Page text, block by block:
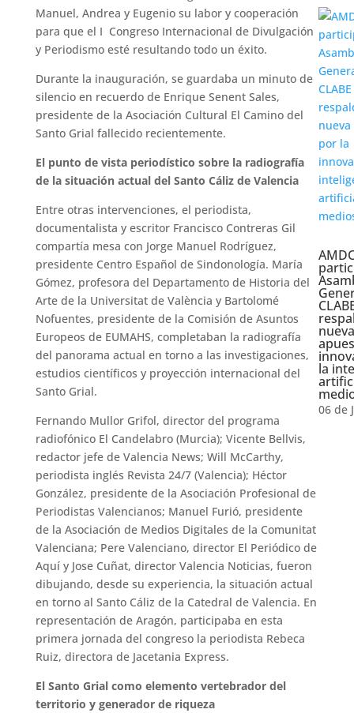
Manuel, Andrea y Eugenio su labor y cooperación
para que el I Congreso Internacional de Divulgación
y Periodismo esté resultando todo un éxito.
Durante la inauguración, se guardaba un minuto de
silencio en recuerdo de Enrique Senent Sales,
presidente de la Asociación Cultural El Camino del
Santo Grial fallecido recientemente.
El punto de vista periodístico sobre la radiografía
de la situación actual del Santo Cáliz de Valencia
Entre otras intervenciones, el periodista,
documentalista y escritor Francisco Contreras Gil
compartía mesa con Jorge Manuel Rodríguez,
presidente Centro Español de Sindonología. María
Gómez, profesora del Departamento de Historia del
Arte de la Universitat de València y Bartolomé
Nofuentes, presidente de la Comisión de Asuntos
Europeos de EUMAHS, completaban la radiografía
del panorama actual en torno a las investigaciones,
estudios científicos y proyección internacional del
Santo Grial.
Fernando Mullor Grifol, director del programa
radiofónico El Candelabro (Murcia); Vicente Bellvis,
redactor jefe de Valencia News; Will McCarthy,
periodista inglés Revista 24/7 (Valencia); Héctor
González, presidente de la Asociación Profesional de
Periodistas Valencianos; Manuel Furió, presidente
de la Asociación de Medios Digitales de la Comunitat
Valenciana; Pere Valenciano, director El Periódico de
Aquí y Jose Cuñat, director Valencia Noticias, fueron
dibujando, desde su experiencia, la situación actual
en torno al Santo Cáliz de la Catedral de Valencia. En
representación de Aragón, participaba en esta
primera jornada del congreso la periodista Rebeca
Ruiz, directora de Jacetania Express.
El Santo Grial como elemento vertebrador del
territorio y generador de riqueza
la
06 de